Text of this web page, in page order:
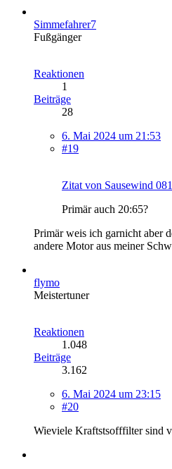
Simmefahrer7
Fußgänger
Reaktionen
1
Beiträge
28
6. Mai 2024 um 21:53
#19
Zitat von Sausewind
Primär auch 20:65?
Primär weis ich garnicht aber
andere Motor aus meiner
flymo
Meistertuner
Reaktionen
1.048
Beiträge
3.162
6. Mai 2024 um 23:15
#20
Wieviele Kraftstsofffilter sind